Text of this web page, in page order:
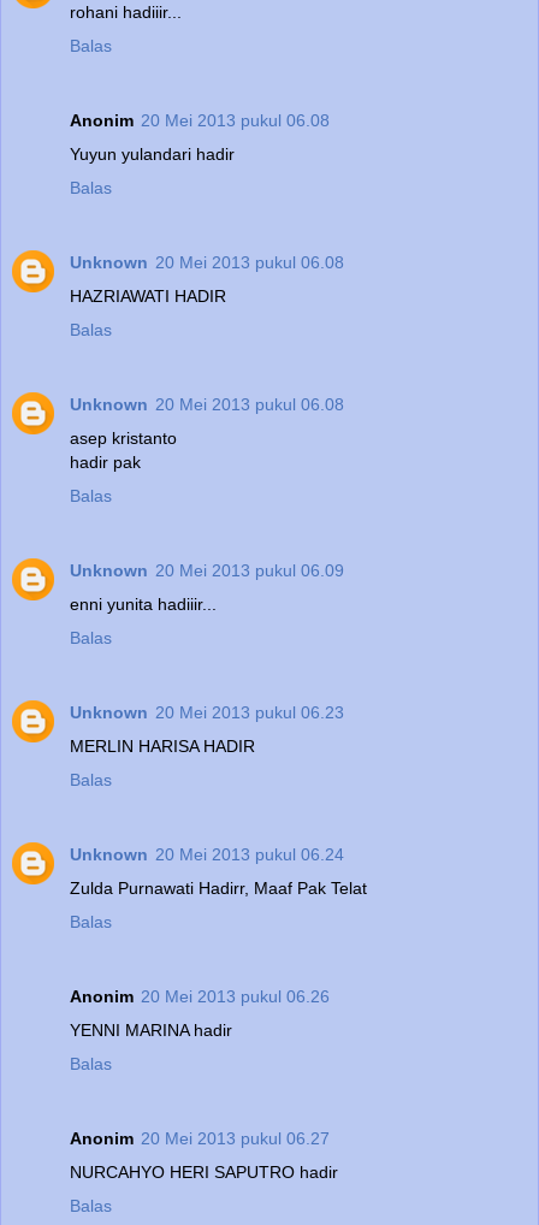
rohani hadiiir...
Balas
Anonim 20 Mei 2013 pukul 06.08
Yuyun yulandari hadir
Balas
Unknown 20 Mei 2013 pukul 06.08
HAZRIAWATI HADIR
Balas
Unknown 20 Mei 2013 pukul 06.08
asep kristanto
hadir pak
Balas
Unknown 20 Mei 2013 pukul 06.09
enni yunita hadiiir...
Balas
Unknown 20 Mei 2013 pukul 06.23
MERLIN HARISA HADIR
Balas
Unknown 20 Mei 2013 pukul 06.24
Zulda Purnawati Hadirr, Maaf Pak Telat
Balas
Anonim 20 Mei 2013 pukul 06.26
YENNI MARINA hadir
Balas
Anonim 20 Mei 2013 pukul 06.27
NURCAHYO HERI SAPUTRO hadir
Balas